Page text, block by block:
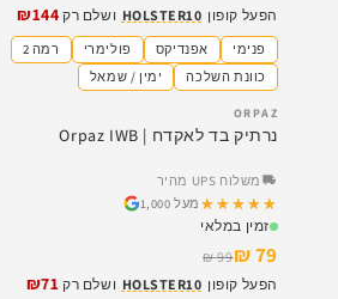
הפעל קופון HOLSTER10 ושלם רק ₪144
פנימי אפנדיקס פולימרי
רמה 2
כוונת השלכה
ימין / שמאל
SALE
ORPAZ
נרתיק בד לאקדח | Orpaz IWB
משלוח UPS מהיר
★★★★★
★★★★★ מעל 1,000
זמין במלאי
79 ₪
99 ₪
הפעל קופון HOLSTER10 ושלם רק ₪71